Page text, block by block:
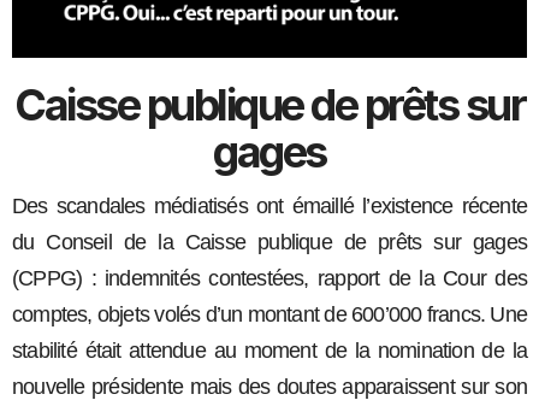
Caisse publique de prêts sur
gages
Des scandales médiatisés ont émaillé l’existence récente
du Conseil de la Caisse publique de prêts sur gages
(CPPG) : indemnités contestées, rapport de la Cour des
comptes, objets volés d’un montant de 600’000 francs. Une
stabilité était attendue au moment de la nomination de la
nouvelle présidente mais des doutes apparaissent sur son